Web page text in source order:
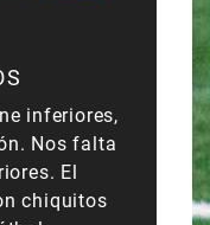
inferiores,
Nos falta
El
chiquitos